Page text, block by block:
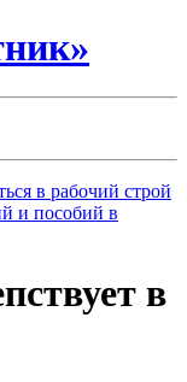
в рабочий строй
и пособий в
в